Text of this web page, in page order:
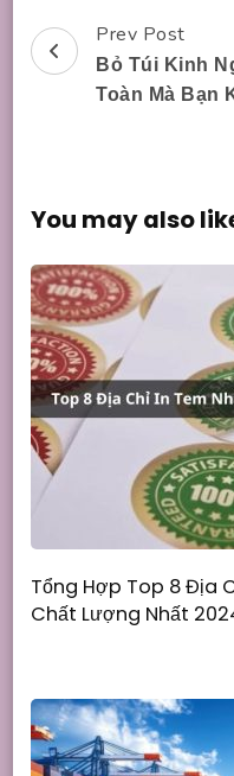
Post
Navigation
Prev Post
Bỏ Túi Kinh
Toàn Mà Bạn
You may also
Tổng Hợp Top 8 Địa
Chất Lượng Nhất